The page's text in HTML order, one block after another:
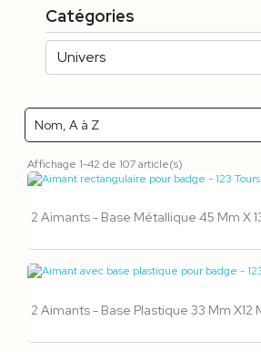
Catégories
Nom, A à Z
Affichage 1-42 de 107 article(s)
2 Aimants - Base Métallique 45 Mm X
2 Aimants - Base Plastique 33 Mm X12